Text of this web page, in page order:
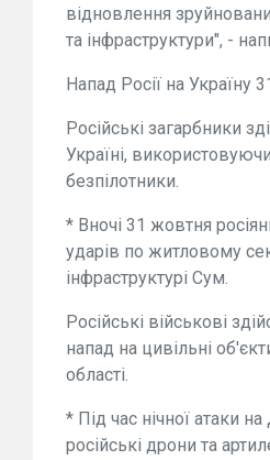
відновлення
та інфраструктури", -
Напад Росії на Україну
Російські загарбники
Україні,
безпілотники.
* Вночі 31 жовтня
ударів по житловому
інфраструктурі Сум.
Російські військові
напад на цивільні
області.
* Під час нічної атаки
російські дрони та